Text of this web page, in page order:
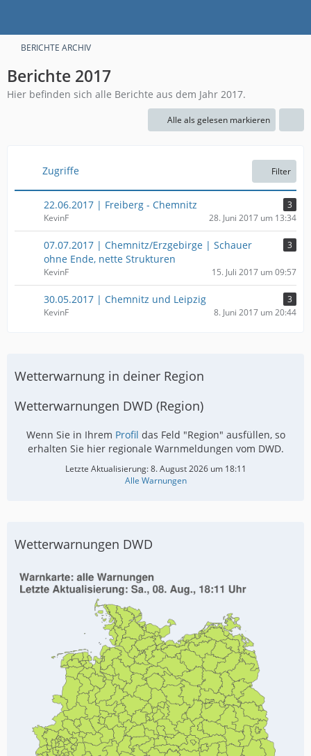
BERICHTE ARCHIV
Berichte 2017
Hier befinden sich alle Berichte aus dem Jahr 2017.
Alle als gelesen markieren
Zugriffe Filter
22.06.2017 | Freiberg - Chemnitz
3
KevinF
28. Juni 2017 um 13:34
07.07.2017 | Chemnitz/Erzgebirge | Schauer
ohne Ende, nette Strukturen
3
KevinF 15. Juli 2017 um 09:57
30.05.2017 | Chemnitz und Leipzig
3
KevinF
8. Juni 2017 um 20:44
Wetterwarnung in deiner Region
Wetterwarnungen DWD (Region)
Wenn Sie in Ihrem Profil das Feld "Region" ausfüllen, so
erhalten Sie hier regionale Warnmeldungen vom DWD.
Letzte Aktualisierung:8. August 2026 um 18:11
Alle Warnungen
Wetterwarnungen DWD